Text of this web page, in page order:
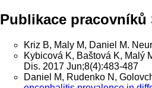
Publikace pracovníků
Kriz B, Maly M, Daniel M.
Kybicová K, Baštová K, Malý
Dis. 2017 Jun;8(4):483-487
Daniel M, Rudenko N,